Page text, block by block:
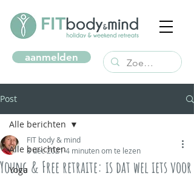
aanmelden
Post
Alle berichten
Yoga
Alle berichten
Young & Free retraite: is dat wel iets voor
FIT body & mind
8 dec 20214 minuten om te lezen